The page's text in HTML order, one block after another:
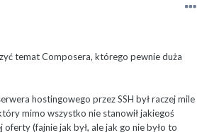
temat Composera, którego pewnie duża
hostingowego przez SSH był raczej mile
mimo wszystko nie stanowił jakiegoś
oferty (fajnie jak był, ale jak go nie było to